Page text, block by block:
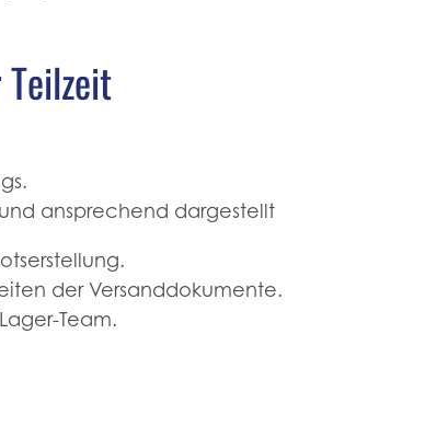
ansprechend dargestellt
der Versanddokumente.
Team.